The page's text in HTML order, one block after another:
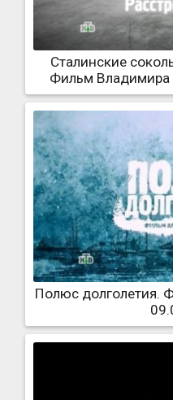
Сталинские
Фильм
Полюс долголетия.